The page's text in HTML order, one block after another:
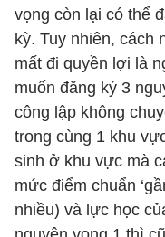
vọng còn lại có thể
kỳ. Tuy nhiên, cách
mất đi quyền lợi là
muốn đăng ký 3
công lập không
trong cùng 1 khu
sinh ở khu vực mà
mức điểm chuẩn
nhiều) và lực học